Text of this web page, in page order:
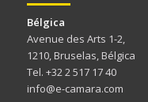
Bélgica
Avenue des Arts 1-2,
1210, Bruselas, Bélgica
Tel. +32 2 517 17 40
info@e-camara.com